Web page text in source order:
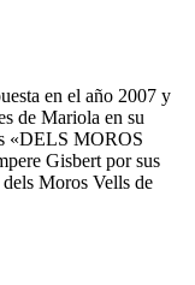
en el año 2007 y
de Mariola en su
«DELS MOROS
Gisbert por sus
Moros Vells de